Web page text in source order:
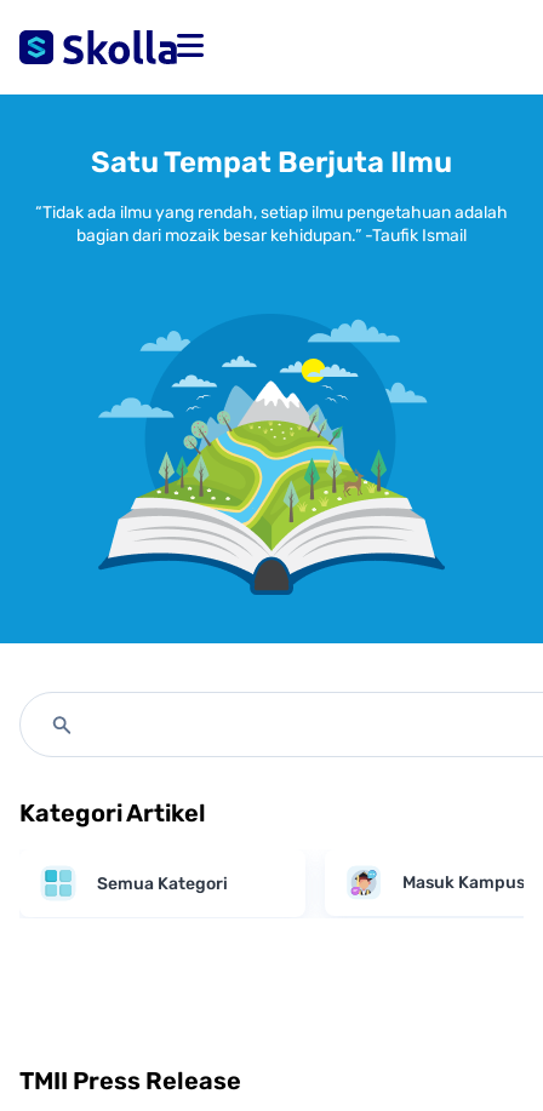
Satu Tempat Berjuta Ilmu
“Tidak ada ilmu yang rendah, setiap ilmu pengetahuan adalah
bagian dari mozaik besar kehidupan.” -Taufik Ismail
Kategori Artikel
Semua Kategori Masuk Kampus
TMII Press Release